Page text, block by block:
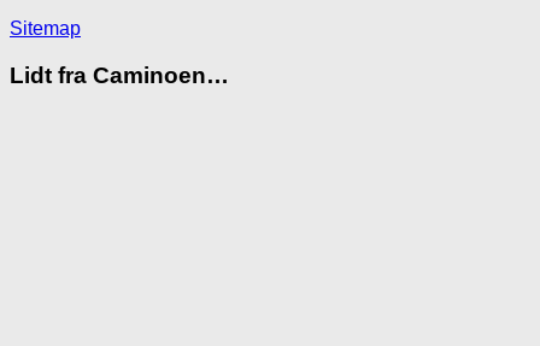
Sitemap
Lidt fra Caminoen…